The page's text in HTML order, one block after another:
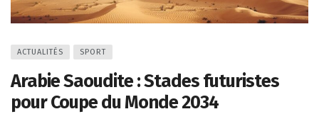
ACTUALITÉS SPORT
Arabie Saoudite : Stades futuristes
pour Coupe du Monde 2034